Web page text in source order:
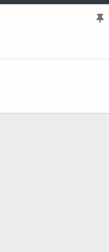
K